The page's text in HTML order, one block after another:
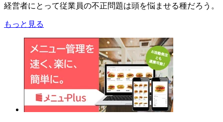
経営者にとって従業員の不正問題は頭を悩ませる種だろう。
もっと見る